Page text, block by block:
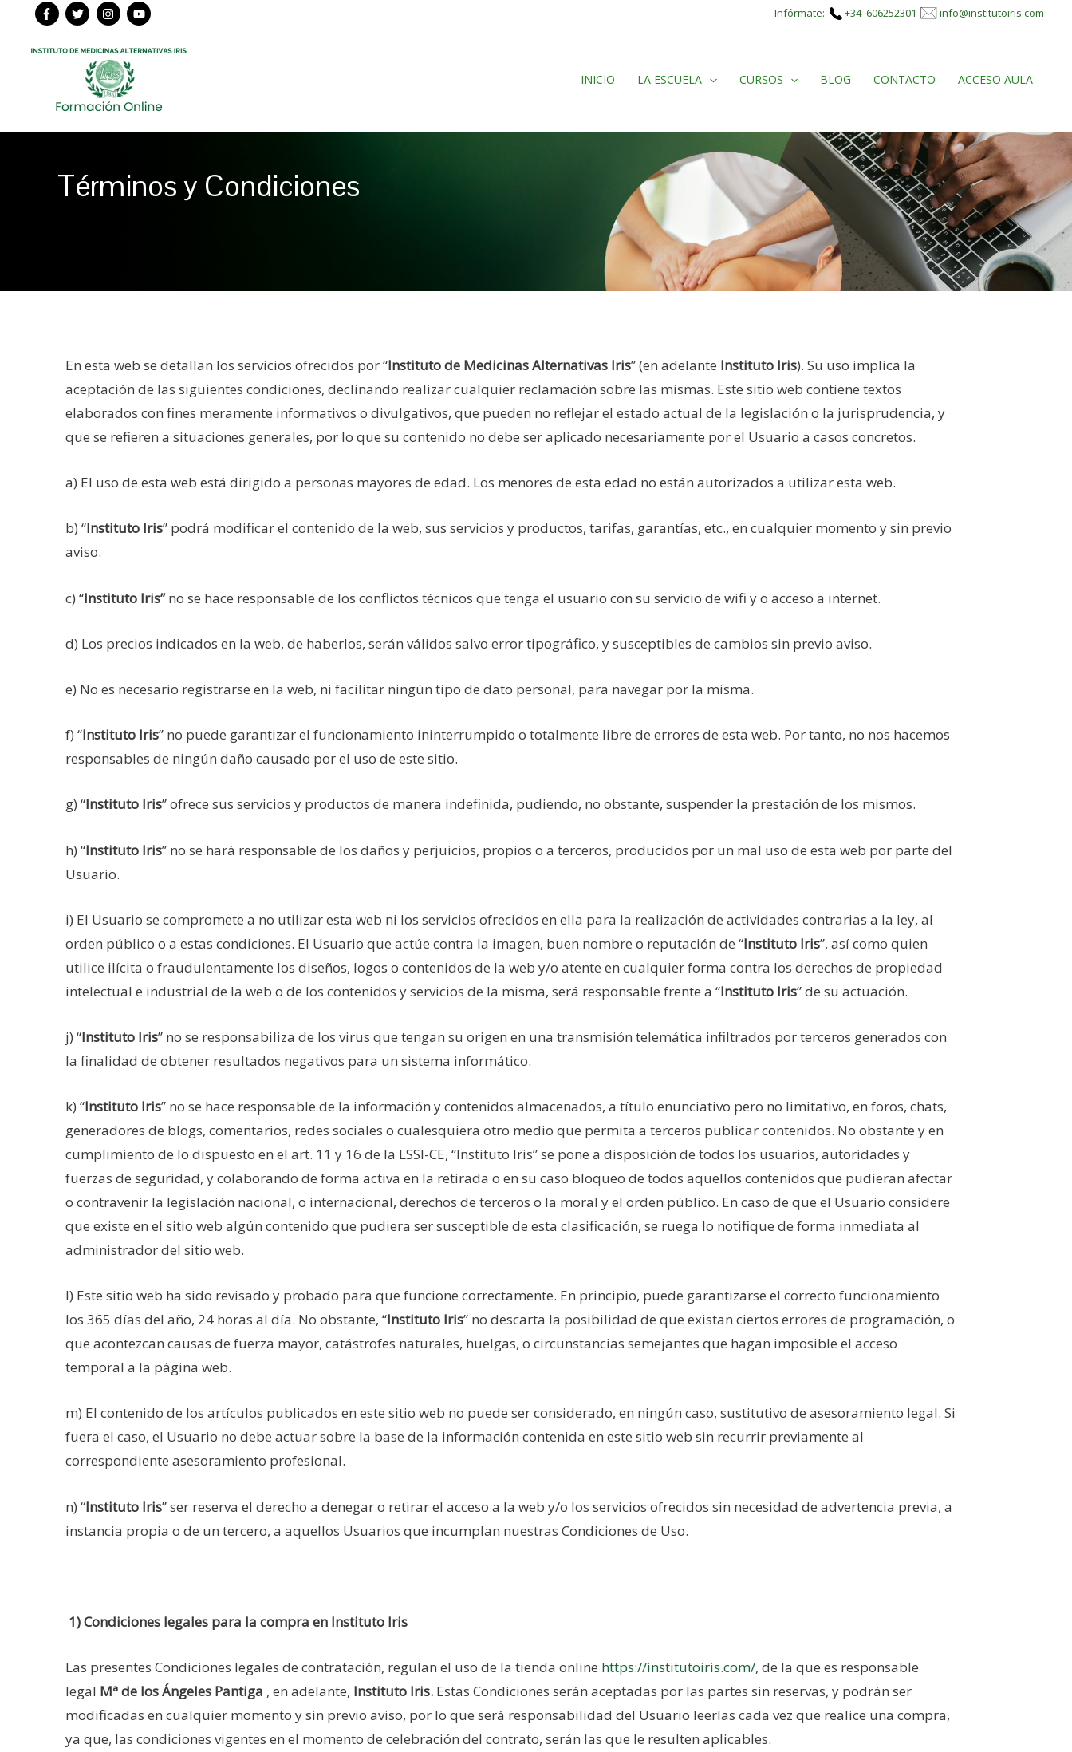
contenido
Infórmate: +34 606252301 info@institutoiris.com
INICIO LA ESCUELA CURSOS BLOG CONTACTO ACCESO AULA
Términos y Condiciones
En esta web se detallan los servicios ofrecidos por “Instituto de Medicinas Alternativas Iris” (en adelante Instituto Iris). Su uso implica la
aceptación de las siguientes condiciones, declinando realizar cualquier reclamación sobre las mismas. Este sitio web contiene textos
elaborados con fines meramente informativos o divulgativos, que pueden no reflejar el estado actual de la legislación o la jurisprudencia, y
que se refieren a situaciones generales, por lo que su contenido no debe ser aplicado necesariamente por el Usuario a casos concretos.
a) El uso de esta web está dirigido a personas mayores de edad. Los menores de esta edad no están autorizados a utilizar esta web.
b) “Instituto Iris” podrá modificar el contenido de la web, sus servicios y productos, tarifas, garantías, etc., en cualquier momento y sin previo
aviso.
c) “Instituto Iris”no se hace responsable de los conflictos técnicos que tenga el usuario con su servicio de wifi y o acceso a internet.
d) Los precios indicados en la web, de haberlos, serán válidos salvo error tipográfico, y susceptibles de cambios sin previo aviso.
e) No es necesario registrarse en la web, ni facilitar ningún tipo de dato personal, para navegar por la misma.
f) “Instituto Iris” no puede garantizar el funcionamiento ininterrumpido o totalmente libre de errores de esta web. Por tanto, no nos hacemos
responsables de ningún daño causado por el uso de este sitio.
g) “Instituto Iris” ofrece sus servicios y productos de manera indefinida, pudiendo, no obstante, suspender la prestación de los mismos.
h) “Instituto Iris” no se hará responsable de los daños y perjuicios, propios o a terceros, producidos por un mal uso de esta web por parte del
Usuario.
i) El Usuario se compromete a no utilizar esta web ni los servicios ofrecidos en ella para la realización de actividades contrarias a la ley, al
orden público o a estas condiciones. El Usuario que actúe contra la imagen, buen nombre o reputación de “Instituto Iris”, así como quien
utilice ilícita o fraudulentamente los diseños, logos o contenidos de la web y/o atente en cualquier forma contra los derechos de propiedad
intelectual e industrial de la web o de los contenidos y servicios de la misma, será responsable frente a “Instituto Iris” de su actuación.
j) “Instituto Iris” no se responsabiliza de los virus que tengan su origen en una transmisión telemática infiltrados por terceros generados con
la finalidad de obtener resultados negativos para un sistema informático.
k) “Instituto Iris” no se hace responsable de la información y contenidos almacenados, a título enunciativo pero no limitativo, en foros, chats,
generadores de blogs, comentarios, redes sociales o cualesquiera otro medio que permita a terceros publicar contenidos. No obstante y en
cumplimiento de lo dispuesto en el art. 11 y 16 de la LSSI-CE, “Instituto Iris” se pone a disposición de todos los usuarios, autoridades y
fuerzas de seguridad, y colaborando de forma activa en la retirada o en su caso bloqueo de todos aquellos contenidos que pudieran afectar
o contravenir la legislación nacional, o internacional, derechos de terceros o la moral y el orden público. En caso de que el Usuario considere
que existe en el sitio web algún contenido que pudiera ser susceptible de esta clasificación, se ruega lo notifique de forma inmediata al
administrador del sitio web.
l) Este sitio web ha sido revisado y probado para que funcione correctamente. En principio, puede garantizarse el correcto funcionamiento
los 365 días del año, 24 horas al día. No obstante, “Instituto Iris” no descarta la posibilidad de que existan ciertos errores de programación, o
que acontezcan causas de fuerza mayor, catástrofes naturales, huelgas, o circunstancias semejantes que hagan imposible el acceso
temporal a la página web.
m) El contenido de los artículos publicados en este sitio web no puede ser considerado, en ningún caso, sustitutivo de asesoramiento legal. Si
fuera el caso, el Usuario no debe actuar sobre la base de la información contenida en este sitio web sin recurrir previamente al
correspondiente asesoramiento profesional.
n) “Instituto Iris” ser reserva el derecho a denegar o retirar el acceso a la web y/o los servicios ofrecidos sin necesidad de advertencia previa, a
instancia propia o de un tercero, a aquellos Usuarios que incumplan nuestras Condiciones de Uso.
1) Condiciones legales para la compra en Instituto Iris
Las presentes Condiciones legales de contratación, regulan el uso de la tienda online https://institutoiris.com/, de la que es responsable
legal Mª de los Ángeles Pantiga , en adelante, Instituto Iris. Estas Condiciones serán aceptadas por las partes sin reservas, y podrán ser
modificadas en cualquier momento y sin previo aviso, por lo que será responsabilidad del Usuario leerlas cada vez que realice una compra,
ya que, las condiciones vigentes en el momento de celebración del contrato, serán las que le resulten aplicables.